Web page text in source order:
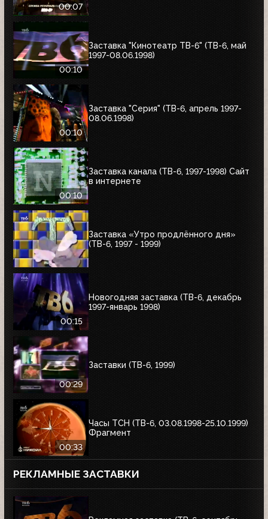
00:07
00:10
Заставка "Кинотеатр ТВ-6" (ТВ-6, май
1997-08.06.1998)
00:10
Заставка "Серия" (ТВ-6, апрель 1997-
08.06.1998)
00:10
Заставка канала (ТВ-6, 1997-1998) Сайт
в интернете
Заставка «Утро продлённого дня»
(ТВ-6, 1997 - 1999)
00:15
Новогодняя заставка (ТВ-6, декабрь
1997-январь 1998)
00:29
Заставки (ТВ-6, 1999)
00:33
Часы ТСН (ТВ-6, 03.08.1998-25.10.1999)
Фрагмент
РЕКЛАМНЫЕ ЗАСТАВКИ